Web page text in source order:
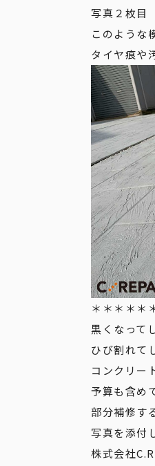
写真２枚目
このような
タイヤ痕や
＊＊＊＊＊
黒くなって
ひび割れて
コンクリー
予算も含め
部分補修す
写真を添付
株式会社